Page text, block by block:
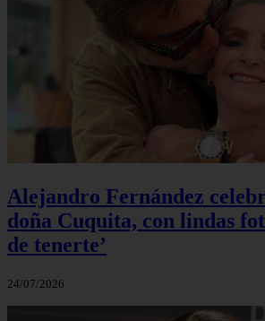
Alejandro Fernández
doña Cuquita, con lindas
de tenerte’
24/07/2026